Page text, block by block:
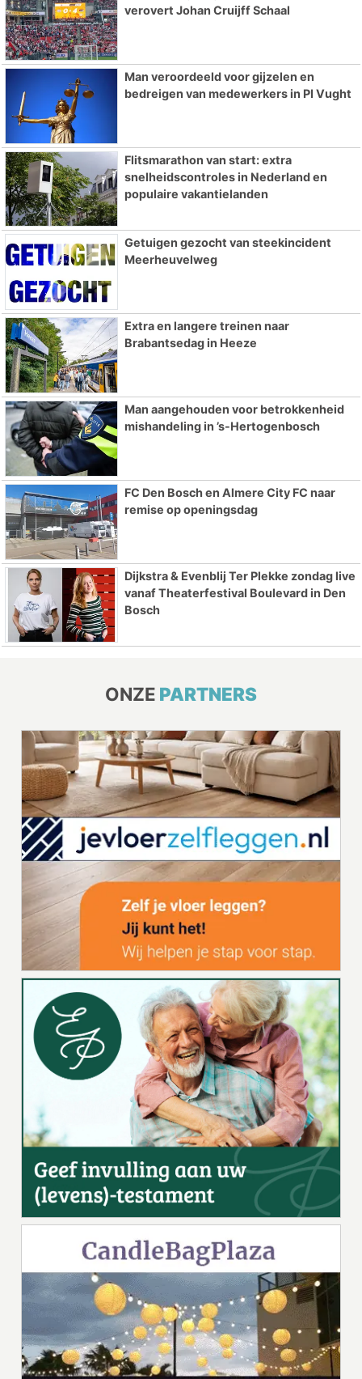
verovert Johan Cruijff Schaal
Man veroordeeld voor gijzelen en
bedreigen van medewerkers in PI Vught
Flitsmarathon van start: extra
snelheidscontroles in Nederland en
populaire vakantielanden
Getuigen gezocht van steekincident
Meerheuvelweg
Extra en langere treinen naar
Brabantsedag in Heeze
Man aangehouden voor betrokkenheid
mishandeling in ’s-Hertogenbosch
FC Den Bosch en Almere City FC naar
remise op openingsdag
Dijkstra & Evenblij Ter Plekke zondag live
vanaf Theaterfestival Boulevard in Den
Bosch
ONZE PARTNERS